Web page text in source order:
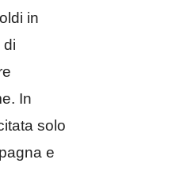
in
di
In
solo
e